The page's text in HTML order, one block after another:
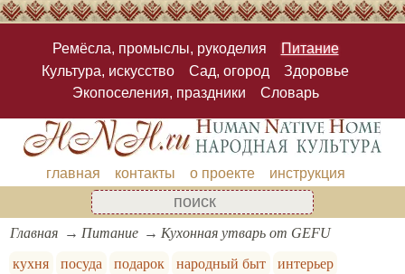
Ремёсла, промыслы, рукоделия
Питание
Культура, искусство
Сад, огород
Здоровье
Экопоселения, праздники
Словарь
главная контакты о проекте инструкция
Главная Питание
Кухонная утварь от GEFU
кухня
посуда подарок народный быт
интерьер